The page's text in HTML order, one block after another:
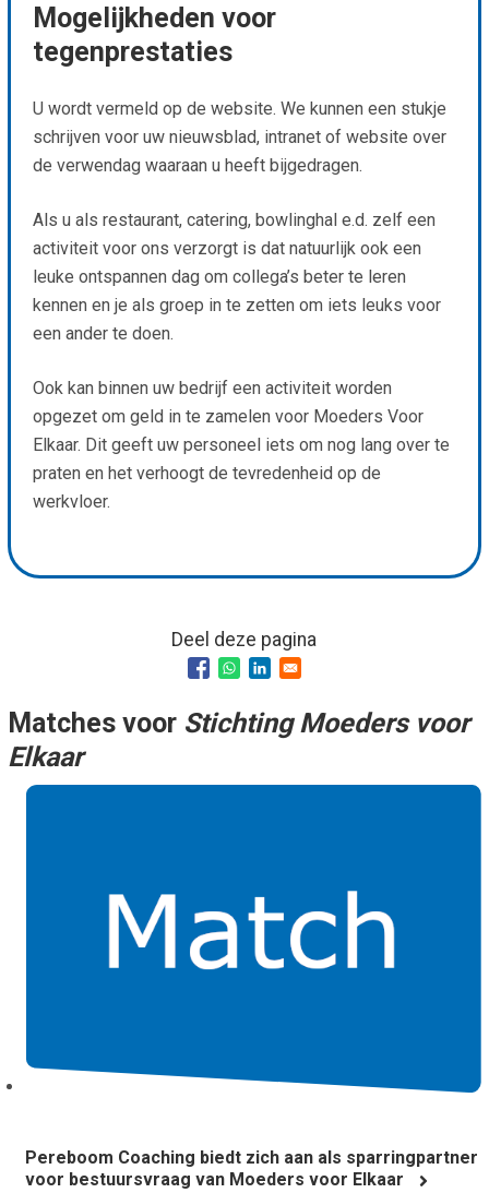
Mogelijkheden voor
tegenprestaties
U wordt vermeld op de website. We kunnen een stukje
schrijven voor uw nieuwsblad, intranet of website over
de verwendag waaraan u heeft bijgedragen.
Als u als restaurant, catering, bowlinghal e.d. zelf een
activiteit voor ons verzorgt is dat natuurlijk ook een
leuke ontspannen dag om collega’s beter te leren
kennen en je als groep in te zetten om iets leuks voor
een ander te doen.
Ook kan binnen uw bedrijf een activiteit worden
opgezet om geld in te zamelen voor Moeders Voor
Elkaar. Dit geeft uw personeel iets om nog lang over te
praten en het verhoogt de tevredenheid op de
werkvloer.
Deel deze pagina
Matches voor Stichting Moeders voor
Elkaar
Pereboom Coaching biedt zich aan als sparringpartner
voor bestuursvraag van Moeders voor Elkaar